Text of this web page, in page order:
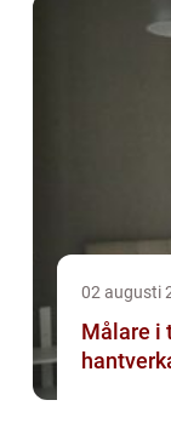
02 augusti
Målare i täby så